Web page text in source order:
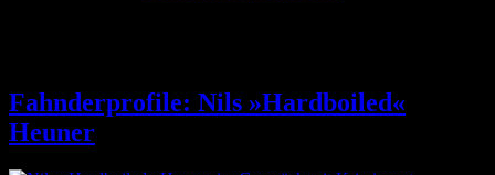
Fahnderprofile: Nils »Hardboiled«
Heuner